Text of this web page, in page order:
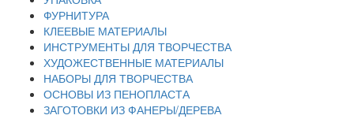
ФУРНИТУРА
КЛЕЕВЫЕ МАТЕРИАЛЫ
ИНСТРУМЕНТЫ ДЛЯ ТВОРЧЕСТВА
ХУДОЖЕСТВЕННЫЕ МАТЕРИАЛЫ
НАБОРЫ ДЛЯ ТВОРЧЕСТВА
ОСНОВЫ ИЗ ПЕНОПЛАСТА
ЗАГОТОВКИ ИЗ ФАНЕРЫ/ДЕРЕВА